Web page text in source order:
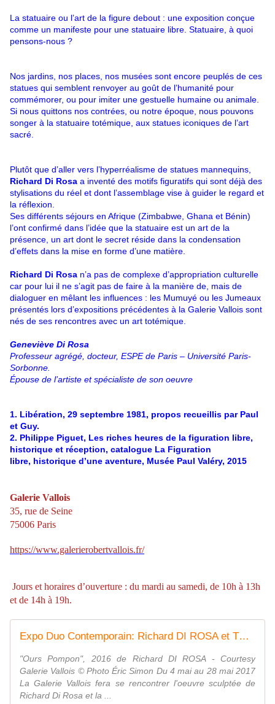
La statuaire ou l’art de la figure debout : une exposition conçue
comme un manifeste pour une statuaire libre. Statuaire, à quoi
pensons-nous ?
Nos jardins, nos places, nos musées sont encore peuplés de ces
statues qui semblent renvoyer au goût de l’humanité pour
commémorer, ou pour imiter une gestuelle humaine ou animale.
Si nous quittons nos contrées, ou notre époque, nous pouvons
songer à la statuaire totémique, aux statues iconiques de l’art
sacré.
Plutôt que d’aller vers l’hyperréalisme de statues mannequins,
Richard Di Rosa a inventé des motifs figuratifs qui sont déjà des
stylisations du réel et dont l’assemblage vise à guider le regard et
la réflexion.
Ses différents séjours en Afrique (Zimbabwe, Ghana et Bénin)
l’ont confirmé dans l’idée que la statuaire est un art de la
présence, un art dont le secret réside dans la condensation
d’effets dans la mise en forme d’une matière.
Richard Di Rosa n’a pas de complexe d’appropriation culturelle
car pour lui il ne s’agit pas de faire à la manière de, mais de
dialoguer en mêlant les influences : les Mumuyé ou les Jumeaux
présentés lors d’expositions précédentes à la Galerie Vallois sont
nés de ses rencontres avec un art totémique.
Geneviève Di Rosa
Professeur agrégé, docteur, ESPE de Paris – Université Paris-
Sorbonne.
Épouse de l’artiste et spécialiste de son oeuvre
1. Libération, 29 septembre 1981, propos recueillis par Paul
et Guy.
2. Philippe Piguet, Les riches heures de la figuration libre,
historique et réception, catalogue La Figuration
libre, historique d’une aventure, Musée Paul Valéry, 2015
Galerie Vallois
35, rue de Seine
75006 Paris
https://www.galerierobertvallois.fr/
Jours et horaires d’ouverture : du mardi au samedi, de 10h à 13h
et de 14h à 19h.
Expo Duo Contemporain: Richard DI ROSA et TCHIF - ACTUART by Eric SIMON
"Ours Pompon", 2016 de Richard DI ROSA - Courtesy
Galerie Vallois © Photo Éric Simon Du 4 mai au 28 mai 2017
La Galerie Vallois fera se rencontrer l'oeuvre sculptée de
Richard Di Rosa et la ...